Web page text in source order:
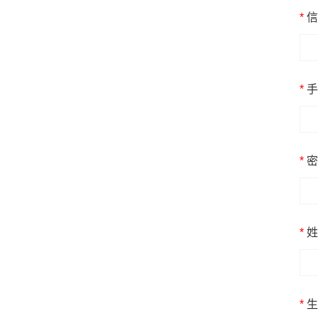
*
*
*
*
*